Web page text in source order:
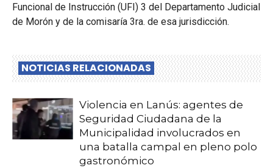
Funcional de Instrucción (UFI) 3 del Departamento Judicial
de Morón y de la comisaría 3ra. de esa jurisdicción.
NOTICIAS RELACIONADAS
Violencia en Lanús: agentes de
Seguridad Ciudadana de la
Municipalidad involucrados en
una batalla campal en pleno polo
gastronómico